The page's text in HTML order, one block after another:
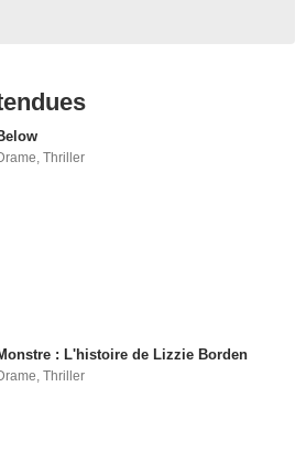
,Thriller
: L'histoire de Lizzie Borden
,Thriller